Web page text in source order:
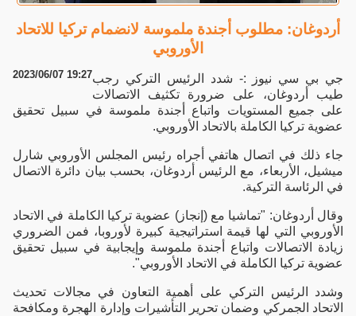
أردوغان: مطلوب أجندة ملموسة لانضمام تركيا للاتحاد
الأوروبي
2023/06/07 19:27جي بي سي نيوز :- شدد الرئيس التركي رجب
طيب أردوغان، على ضرورة تكثيف الاتصالات
على جميع المستويات واتباع أجندة ملموسة في سبيل تحقيق
عضوية تركيا الكاملة بالاتحاد الأوروبي.
جاء ذلك في اتصال هاتفي أجراه رئيس المجلس الأوروبي شارل
ميشيل، الأربعاء، مع الرئيس أردوغان، بحسب بيان دائرة الاتصال
في الرئاسة التركية.
وقال أردوغان: "تماشيا مع (إنجاز) عضوية تركيا الكاملة في الاتحاد
الأوروبي التي لها قيمة استراتيجية كبيرة لأوروبا، فمن الضروري
زيادة الاتصالات واتباع أجندة ملموسة وإيجابية في سبيل تحقيق
عضوية تركيا الكاملة في الاتحاد الأوروبي".
وشدد الرئيس التركي على أهمية التعاون في مجالات تحديث
الاتحاد الجمركي وضمان تحرير التأشيرات وإدارة الهجرة ومكافحة